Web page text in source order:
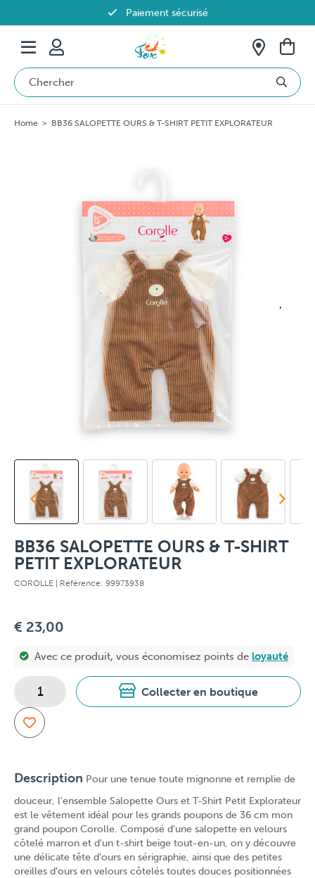
Paiement sécurisé
Livraison offerte dès 69€ en Belgique
Home > BB36 SALOPETTE OURS & T-SHIRT PETIT EXPLORATEUR
BB36 SALOPETTE OURS & T-SHIRT
PETIT EXPLORATEUR
COROLLE | Référence: 99973938
€ 23,00
Avec ce produit, vous économisez points de loyauté
Collecter en boutique
Description Pour une tenue toute mignonne et remplie de
douceur, l'ensemble Salopette Ours et T-Shirt Petit Explorateur
est le vêtement idéal pour les grands poupons de 36 cm mon
grand poupon Corolle. Composé d'une salopette en velours
côtelé marron et d'un t-shirt beige tout-en-un, on y découvre
une délicate tête d'ours en sérigraphie, ainsi que des petites
oreilles d'ours en velours côtelés toutes douces positionnées